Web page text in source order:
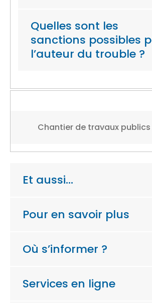
Quelles sont les
sanctions possibles
l’auteur du trouble ?
Chantier de travaux
Et aussi…
Pour en savoir plus
Où s’informer ?
Services en ligne